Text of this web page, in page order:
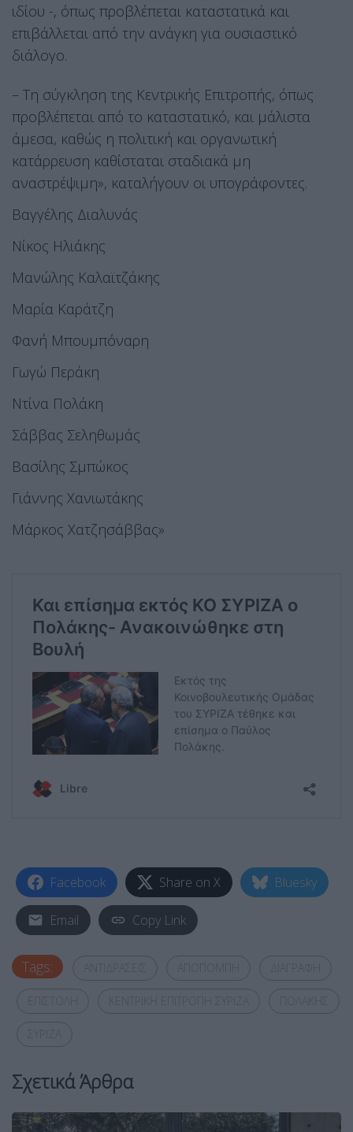
ιδίου -, όπως προβλέπεται καταστατικά και
επιβάλλεται από την ανάγκη για ουσιαστικό
διάλογο.
– Τη σύγκληση της Κεντρικής Επιτροπής, όπως
προβλέπεται από το καταστατικό, και μάλιστα
άμεσα, καθώς η πολιτική και οργανωτική
κατάρρευση καθίσταται σταδιακά μη
αναστρέψιμη», καταλήγουν οι υπογράφοντες.
Βαγγέλης Διαλυνάς
Νίκος Ηλιάκης
Μανώλης Καλαϊτζάκης
Μαρία Καράτζη
Φανή Μπουμπόναρη
Γωγώ Περάκη
Ντίνα Πολάκη
Σάββας Σεληθωμάς
Βασίλης Σμπώκος
Γιάννης Χανιωτάκης
Μάρκος Χατζησάββας»
Facebook Share on X Bluesky
Email Copy Link
Tags:
Σχετικά Άρθρα